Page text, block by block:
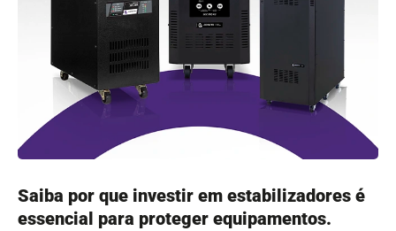
Saiba por que investir em estabilizadores é
essencial para proteger equipamentos.